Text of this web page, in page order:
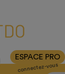
ESPACE PRO